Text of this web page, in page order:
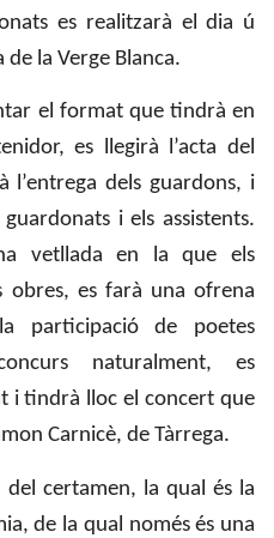
es realitzarà el dia ú
la Verge Blanca.
el format que tindrà en
es llegirà l’acta del
dels guardons, i
i els assistents.
vetllada en la que els
obres, es farà una ofrena
participació de poetes
naturalment, es
i tindrà lloc el concert que
Carnicè, de Tàrrega.
certamen, la qual és la
de la qual només és una